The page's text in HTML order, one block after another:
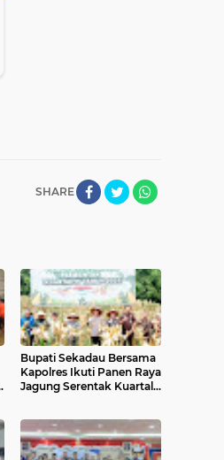
SHARE
Bupati Sekadau Bersama
Kapolres Ikuti Panen Raya
Jagung Serentak Kuartal